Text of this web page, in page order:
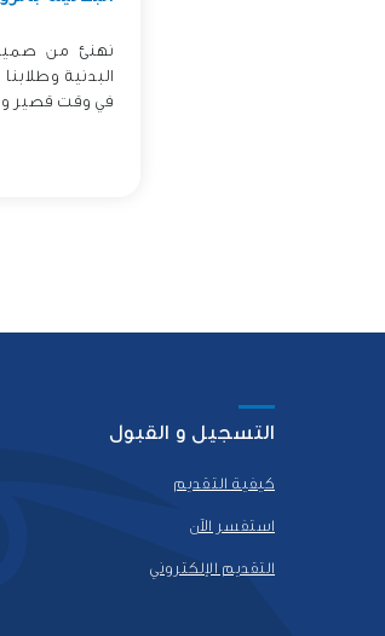
نهنئ من
البدنية
في وقت قصير
التسجيل و القبول
كيفية التقديم
استفسر الآن
التقديم الإلكتروني